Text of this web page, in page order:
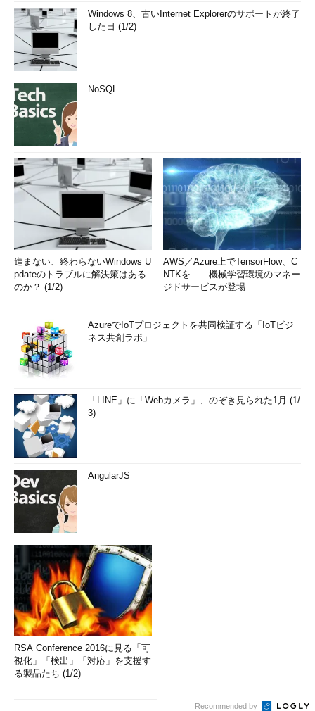
Windows 8、古いInternet Explorerのサポートが終了
した日 (1/2)
NoSQL
進まない、終わらないWindows U
pdateのトラブルに解決策はある
のか？ (1/2)
AWS／Azure上でTensorFlow、C
NTKを――機械学習環境のマネー
ジドサービスが登場
AzureでIoTプロジェクトを共同検証する「IoTビジ
ネス共創ラボ」
「LINE」に「Webカメラ」、のぞき見られた1月 (1/
3)
AngularJS
RSA Conference 2016に見る「可
視化」「検出」「対応」を支援す
る製品たち (1/2)
Recommended by